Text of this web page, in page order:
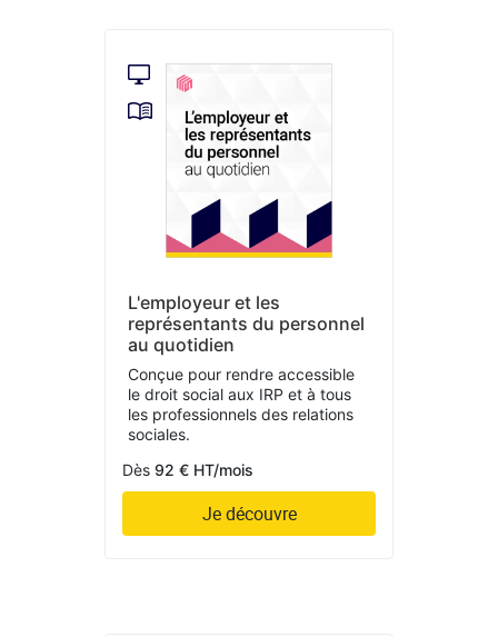
L'employeur et les
représentants du personnel
au quotidien
Conçue pour rendre accessible
le droit social aux IRP et à tous
les professionnels des relations
sociales.
Dès 92 € HT/mois
Je découvre